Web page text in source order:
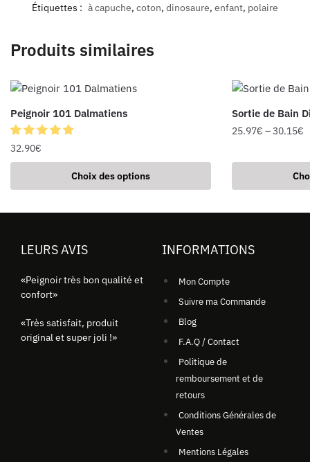
Étiquettes : à capuche, coton, dinosaure, enfant, polaire
Produits similaires
Peignoir 101 Dalmatiens
32.90€
Choix des options
Sortie de Bain
25.97€ –30.15€
LEURS AVIS
«Peignoir très bon qualité et
confort»
«Très satisfait, produit
original et super joli !»
INFORMATIONS
Mon Compte
Suivre ma Commande
Blog
F.A.Q / Contact
Politique de
remboursement et de
retours
Conditions Générales de
Ventes
Mentions Légales